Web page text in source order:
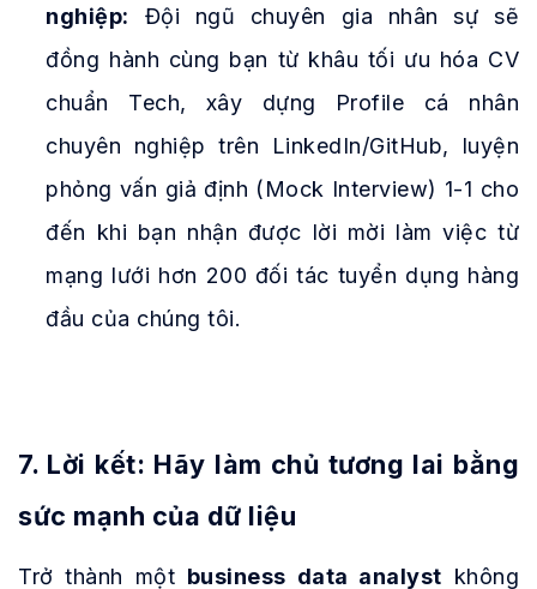
nghiệp: Đội ngũ chuyên gia nhân sự sẽ
đồng hành cùng bạn từ khâu tối ưu hóa CV
chuẩn Tech, xây dựng Profile cá nhân
chuyên nghiệp trên LinkedIn/GitHub, luyện
phỏng vấn giả định (Mock Interview) 1-1 cho
đến khi bạn nhận được lời mời làm việc từ
mạng lưới hơn 200 đối tác tuyển dụng hàng
đầu của chúng tôi.
7. Lời kết: Hãy làm chủ tương lai bằng
sức mạnh của dữ liệu
Trở thành một business data analyst không